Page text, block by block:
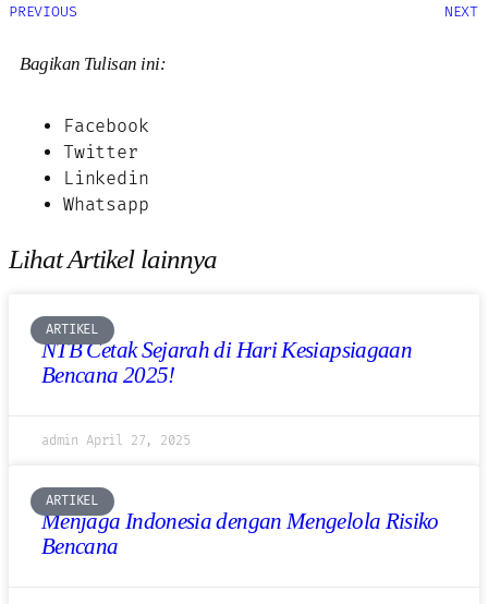
PREVIOUS NEXT
Bagikan Tulisan ini:
Facebook
Twitter
Linkedin
Whatsapp
Lihat Artikel lainnya
ARTIKEL
NTB Cetak Sejarah di Hari Kesiapsiagaan
Bencana 2025!
admin April 27, 2025
ARTIKEL
Menjaga Indonesia dengan Mengelola Risiko
Bencana